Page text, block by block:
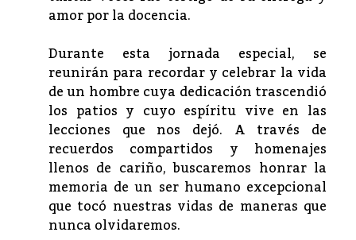
amor por la docencia.
Durante esta jornada especial, se
reunirán para recordar y celebrar la vida
de un hombre cuya dedicación trascendió
los patios y cuyo espíritu vive en las
lecciones que nos dejó. A través de
recuerdos compartidos y homenajes
llenos de cariño, buscaremos honrar la
memoria de un ser humano excepcional
que tocó nuestras vidas de maneras que
nunca olvidaremos.